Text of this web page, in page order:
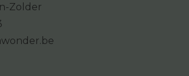
Zolder